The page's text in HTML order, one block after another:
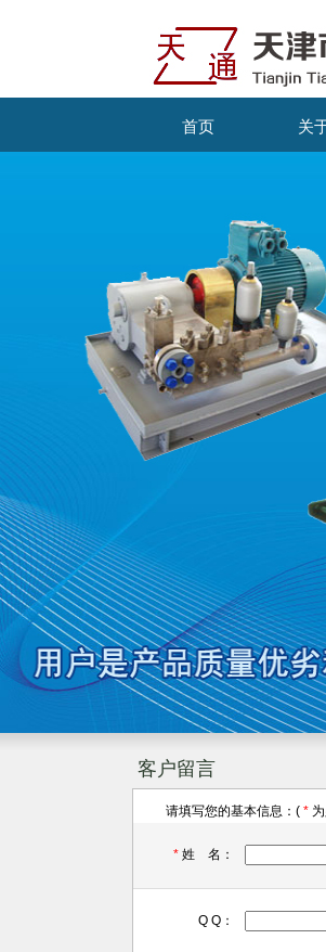
首页 关
客户留言
请填写您的基本信息：( *
* 姓 名：
Q Q：